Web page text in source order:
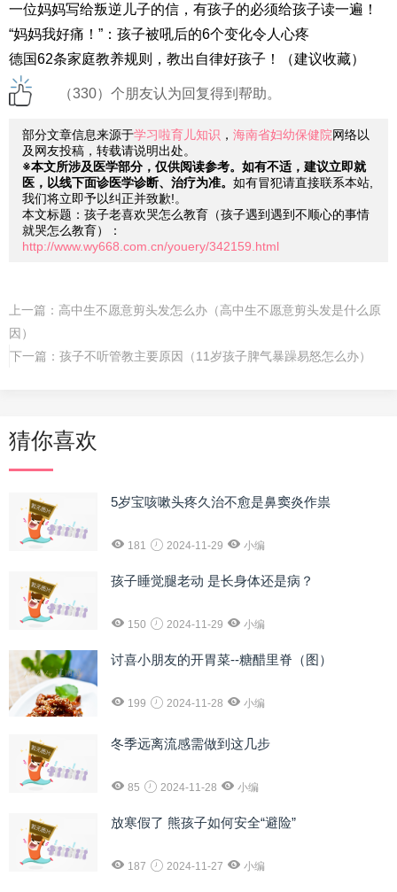
一位妈妈写给叛逆儿子的信，有孩子的必须给孩子读一遍！
“妈妈我好痛！”：孩子被吼后的6个变化令人心疼
德国62条家庭教养规则，教出自律好孩子！（建议收藏）
（330）个朋友认为回复得到帮助。
部分文章信息来源于学习啦育儿知识 ， 海南省妇幼保健院网络以
及网友投稿，转载请说明出处。
※本文所涉及医学部分，仅供阅读参考。如有不适，建议立即就
医，以线下面诊医学诊断、治疗为准。 如有冒犯请直接联系本站,
我们将立即予以纠正并致歉!。
本文标题：孩子老喜欢哭怎么教育（孩子遇到遇到不顺心的事情
就哭怎么教育）：
http://www.wy668.com.cn/youery/342159.html
上一篇： 高中生不愿意剪头发怎么办（高中生不愿意剪头发是什么原
因）
下一篇： 孩子不听管教主要原因（11岁孩子脾气暴躁易怒怎么办）
猜你喜欢
5岁宝咳嗽头疼久治不愈是鼻窦炎作祟
181 2024-11-29 小编
孩子睡觉腿老动 是长身体还是病？
150 2024-11-29 小编
讨喜小朋友的开胃菜--糖醋里脊（图）
199 2024-11-28 小编
冬季远离流感需做到这几步
85 2024-11-28 小编
放寒假了 熊孩子如何安全“避险”
187 2024-11-27 小编